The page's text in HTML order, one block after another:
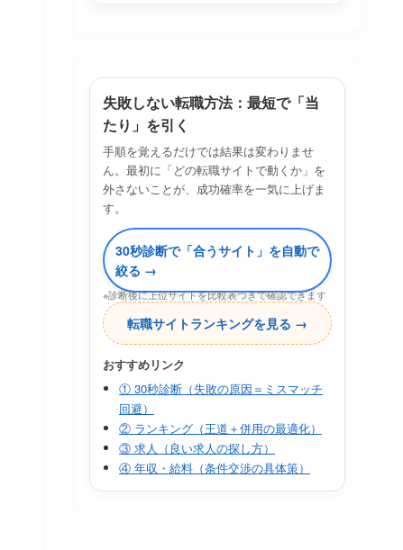
失敗しない転職方法：最短で「当
たり」を引く
手順を覚えるだけでは結果は変わりませ
ん。最初に「どの転職サイトで動くか」を
外さないことが、成功確率を一気に上げま
す。
30秒診断で「合うサイト」を自動で
絞る →
※診断後に上位サイトを比較表つきで確認できます
転職サイトランキングを見る →
おすすめリンク
① 30秒診断（失敗の原因＝ミスマッチ
回避）
② ランキング（王道＋併用の最適化）
③ 求人（良い求人の探し方）
④ 年収・給料（条件交渉の具体策）